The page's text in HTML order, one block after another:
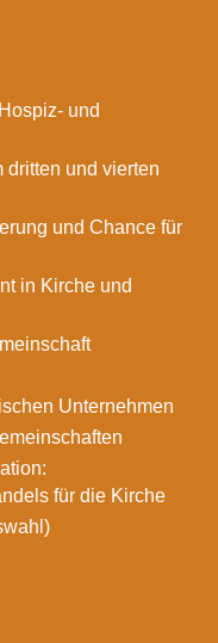
und
dritten und vierten
und Chance für
in Kirche und
Unternehmen
für die Kirche